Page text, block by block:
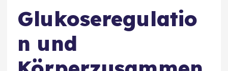
Glukoseregulatio
n und